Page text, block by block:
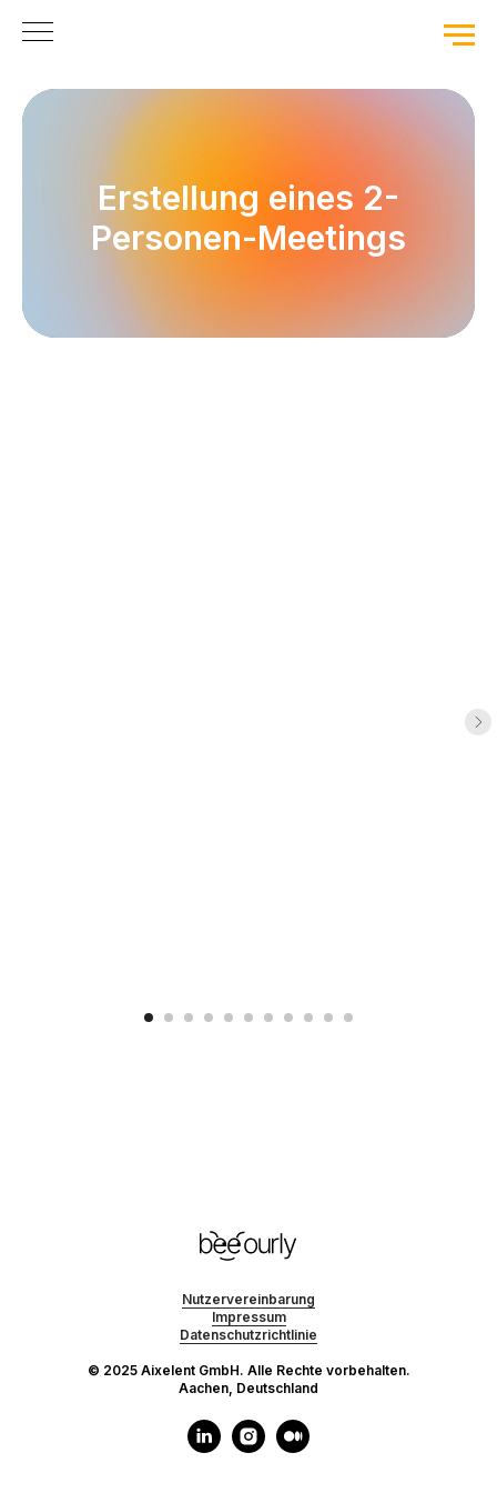
Erstellung eines 2-
Personen-Meetings
Nutzervereinbarung
Impressum
Datenschutzrichtlinie
© 2025 Aixelent GmbH. Alle Rechte vorbehalten.
Aachen, Deutschland